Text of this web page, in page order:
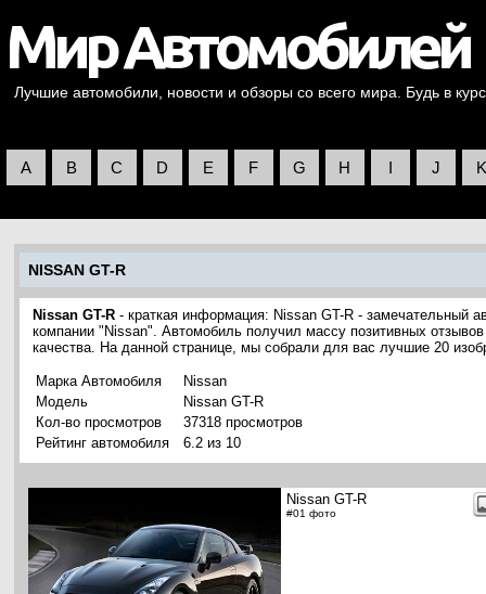
Лучшие автомобили, новости и обзоры со всего мира. Будь в
A B C D E F G H I J K
NISSAN GT-R
Nissan GT-R - краткая информация: Nissan GT-R - замечательный
компании "Nissan". Автомобиль получил массу позитивных отзывов
качества. На данной странице, мы собрали для вас лучшие 20
Марка Автомобиля
Nissan
Модель
Nissan GT-R
Кол-во просмотров
37318 просмотров
Рейтинг автомобиля
6.2 из 10
Nissan GT-R
#01 фото